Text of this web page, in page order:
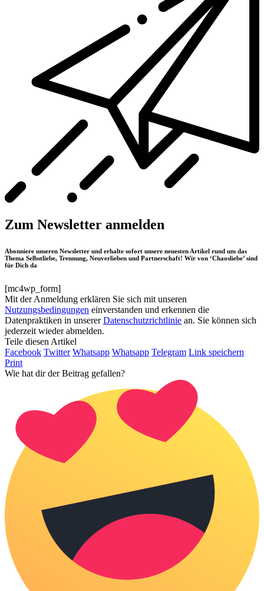
Zum Newsletter anmelden
Abonniere unseren Newsletter und erhalte sofort unsere neuesten Artikel rund um das
Thema Selbstliebe, Trennung, Neuverlieben und Partnerschaft! Wir von ‘Chaosliebe’ sind
für Dich da
[mc4wp_form]
Mit der Anmeldung erklären Sie sich mit unseren
Nutzungsbedingungen einverstanden und erkennen die
Datenpraktiken in unsererDatenschutzrichtlinie an. Sie können sich
jederzeit wieder abmelden.
Teile diesen Artikel
Facebook Twitter Whatsapp Whatsapp Telegram Link speichern
Print
Wie hat dir der Beitrag gefallen?